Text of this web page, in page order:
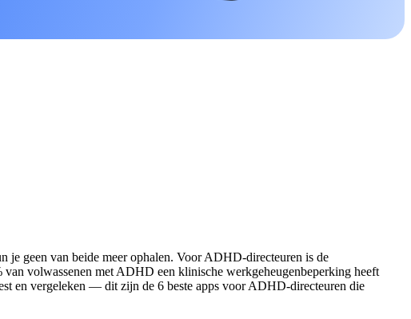
je geen van beide meer ophalen. Voor ADHD-directeuren is de
volwassenen met ADHD een klinische werkgeheugenbeperking heeft
en vergeleken — dit zijn de 6 beste apps voor ADHD-directeuren die